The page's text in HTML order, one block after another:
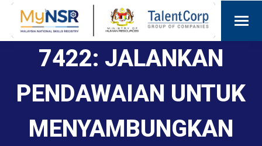
7422: JALANKAN
PENDAWAIAN UNTUK
MENYAMBUNGKAN